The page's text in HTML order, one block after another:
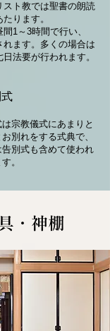
ト教では聖書の朗読
ります。
1～3時間で行い、
ます。多くの場合は
法要が行われます。
宗教儀式にあまりと
別れをする式典で、
別式も含めて使われ
。
・神棚